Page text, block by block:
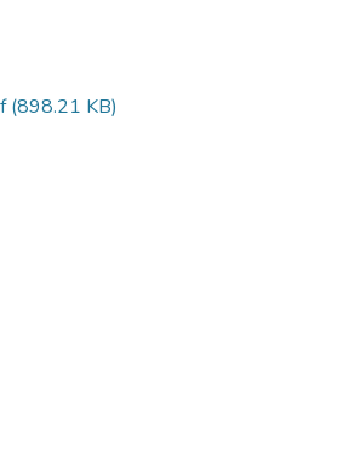
(898.21 KB)